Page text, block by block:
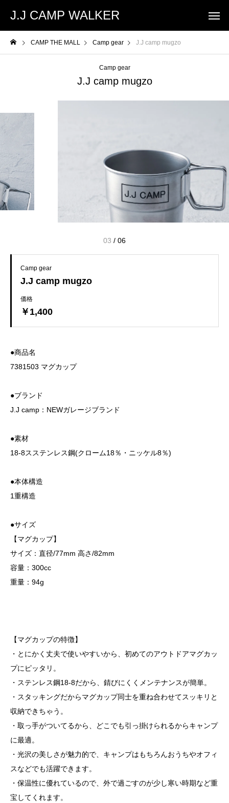
J.J CAMP WALKER
CAMP THE MALL Camp gear J.J camp mugzo
Camp gear
J.J camp mugzo
03 / 06
Camp gear
J.J camp mugzo
価格
￥1,400
●商品名
7381503 マグカップ
●ブランド
J.J camp：NEWガレージブランド
●素材
18-8スステンレス鋼(クローム18％・ニッケル8％)
●本体構造
1重構造
●サイズ
【マグカップ】
サイズ：直径/77mm 高さ/82mm
容量：300cc
重量：94g
【マグカップの特徴】
・とにかく丈夫で使いやすいから、初めてのアウトドアマグカッ
プにピッタリ。
・ステンレス鋼18-8だから、錆びにくくメンテナンスが簡単。
・スタッキングだからマグカップ同士を重ね合わせてスッキリと
収納できちゃう。
・取っ手がついてるから、どこでも引っ掛けられるからキャンプ
に最適。
・光沢の美しさが魅力的で、キャンプはもちろんおうちやオフィ
スなどでも活躍できます。
・保温性に優れているので、外で過ごすのが少し寒い時期など重
宝してくれます。